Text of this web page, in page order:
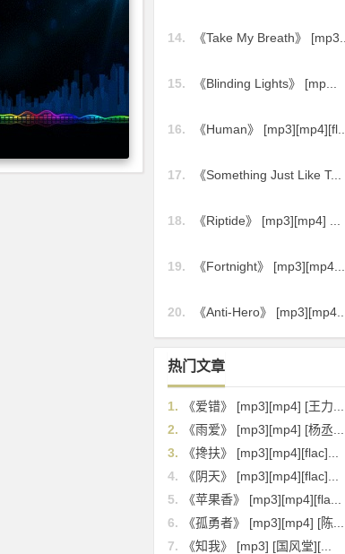
14.
《Take My Breath》 [mp3...
15.
《Blinding Lights》 [mp...
16.
《Human》 [mp3][mp4][fl...
17.
《Something Just Like T...
18.
《Riptide》 [mp3][mp4] ...
19.
《Fortnight》 [mp3][mp4...
20.
《Anti-Hero》 [mp3][mp4...
热门文章
1.
《爱错》 [mp3][mp4] [王力...
2.
《雨爱》 [mp3][mp4] [杨丞...
3.
《搀扶》 [mp3][mp4][flac]...
4.
《阴天》 [mp3][mp4][flac]...
5.
《苹果香》 [mp3][mp4][fla...
6.
《孤勇者》 [mp3][mp4] [陈...
7.
《知我》 [mp3] [国风堂][...